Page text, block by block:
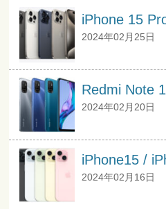
iPhone 15
2024年02月25日
Redmi Note
2024年02月20日
iPhone15 /
2024年02月16日